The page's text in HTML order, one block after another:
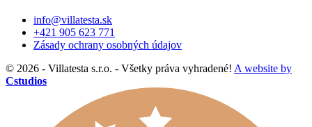
info@villatesta.sk
+421 905 623 771
Zásady ochrany osobných údajov
© 2026 - Villatesta s.r.o. - Všetky práva vyhradené! A website by
Cstudios